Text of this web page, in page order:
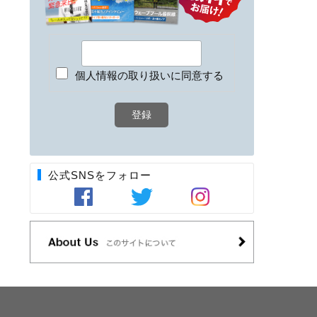
個人情報の取り扱いに同意する
公式SNSをフォロー